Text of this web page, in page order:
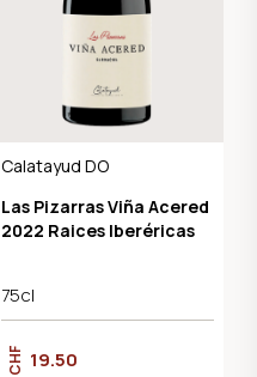
Calatayud DO
Las Pizarras Viña Acered
2022 Raices Iberéricas
75cl
CHF 19.50